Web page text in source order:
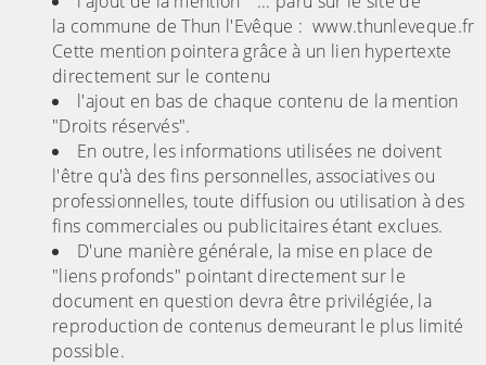
la commune de Thun l'Evêque : www.thunleveque.fr
Cette mention pointera grâce à un lien hypertexte
directement sur le contenu
l'ajout en bas de chaque contenu de la mention
"Droits réservés".
En outre, les informations utilisées ne doivent
l'être qu'à des fins personnelles, associatives ou
professionnelles, toute diffusion ou utilisation à des
fins commerciales ou publicitaires étant exclues.
D'une manière générale, la mise en place de
"liens profonds" pointant directement sur le
document en question devra être privilégiée, la
reproduction de contenus demeurant le plus limité
possible.